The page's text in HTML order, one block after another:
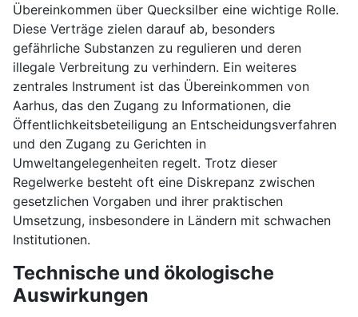
Übereinkommen über Quecksilber eine wichtige Rolle.
Diese Verträge zielen darauf ab, besonders
gefährliche Substanzen zu regulieren und deren
illegale Verbreitung zu verhindern. Ein weiteres
zentrales Instrument ist das Übereinkommen von
Aarhus, das den Zugang zu Informationen, die
Öffentlichkeitsbeteiligung an Entscheidungsverfahren
und den Zugang zu Gerichten in
Umweltangelegenheiten regelt. Trotz dieser
Regelwerke besteht oft eine Diskrepanz zwischen
gesetzlichen Vorgaben und ihrer praktischen
Umsetzung, insbesondere in Ländern mit schwachen
Institutionen.
Technische und ökologische
Auswirkungen